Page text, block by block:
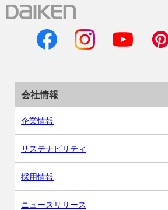
会社情報
企業情報
サステナビリティ
採用情報
ニュースリリース